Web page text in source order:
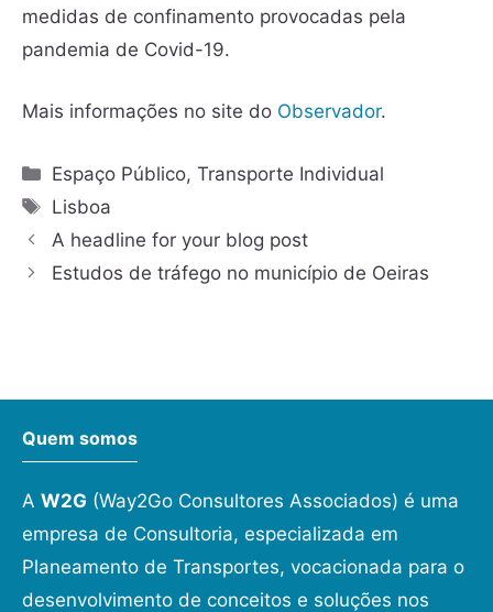
medidas de confinamento provocadas pela
pandemia de Covid-19.
Mais informações no site do Observador.
Espaço Público,Transporte Individual
Lisboa
A headline for your blog post
Estudos de tráfego no município de Oeiras
Quem somos
A W2G (Way2Go Consultores Associados) é uma
empresa de Consultoria, especializada em
Planeamento de Transportes, vocacionada para o
desenvolvimento de conceitos e soluções nos